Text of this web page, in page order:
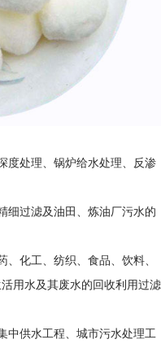
度处理、锅炉给水处理、反渗
细过滤及油田、炼油厂污水的
化工、纺织、食品、饮料、
用水及其废水的回收利用过滤
中供水工程、城市污水处理工